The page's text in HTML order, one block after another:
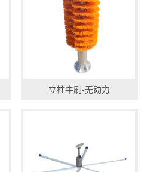
立柱牛刷-无动力